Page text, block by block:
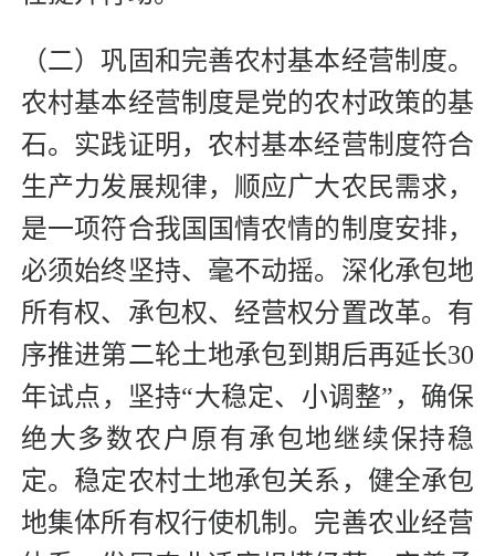
（二）巩固和完善农村基本经营制度。
农村基本经营制度是党的农村政策的基
石。实践证明，农村基本经营制度符合
生产力发展规律，顺应广大农民需求，
是一项符合我国国情农情的制度安排，
必须始终坚持、毫不动摇。深化承包地
所有权、承包权、经营权分置改革。有
序推进第二轮土地承包到期后再延长30
年试点，坚持“大稳定、小调整”，确保
绝大多数农户原有承包地继续保持稳
定。稳定农村土地承包关系，健全承包
地集体所有权行使机制。完善农业经营